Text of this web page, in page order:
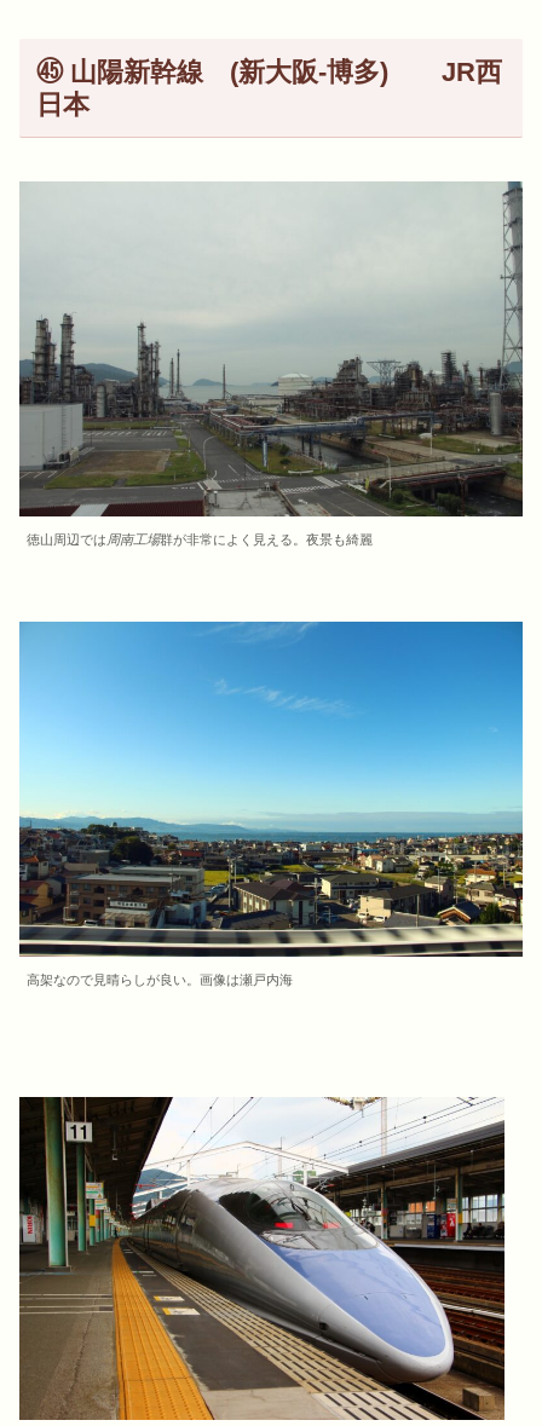
㊺ 山陽新幹線 (新大阪-博多) JR西
日本
徳山周辺では周南工場群が非常によく見える。夜景も綺麗
高架なので見晴らしが良い。画像は瀬戸内海